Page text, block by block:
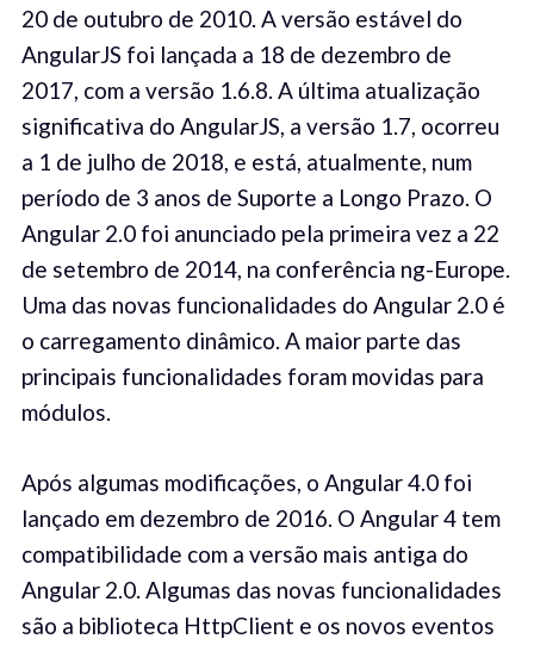
20 de outubro de 2010. A versão estável do
AngularJS foi lançada a 18 de dezembro de
2017, com a versão 1.6.8. A última atualização
significativa do AngularJS, a versão 1.7, ocorreu
a 1 de julho de 2018, e está, atualmente, num
período de 3 anos de Suporte a Longo Prazo. O
Angular 2.0 foi anunciado pela primeira vez a 22
de setembro de 2014, na conferência ng-Europe.
Uma das novas funcionalidades do Angular 2.0 é
o carregamento dinâmico. A maior parte das
principais funcionalidades foram movidas para
módulos.
Após algumas modificações, o Angular 4.0 foi
lançado em dezembro de 2016. O Angular 4 tem
compatibilidade com a versão mais antiga do
Angular 2.0. Algumas das novas funcionalidades
são a biblioteca HttpClient e os novos eventos